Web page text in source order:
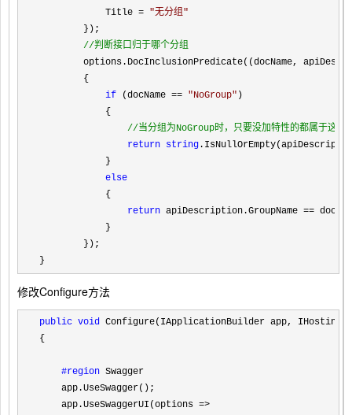
            Title
= "无分组"
        });
//判断接口归于哪个分组
options.DocInclusionPredicate((docName,
        {
if (docName == "NoGroup" )
            {
//当分组为NoGroup时，只要没加特性的都属于这个
return string
            }
else
            {
return apiDescription.GroupName ==
            }
        });
}
修改Configure方法
public void Configure(IApplicationBuilder app,
{
#region Swagger
    app.UseSwagger();
    app.UseSwaggerUI(options
=>